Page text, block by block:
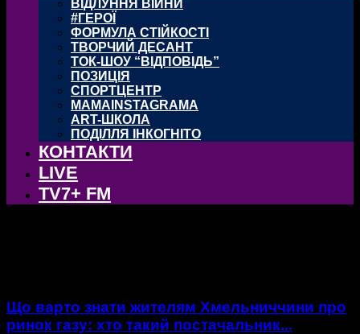
ВІДЛУННЯ ВІЙНИ
#ГЕРОЇ
ФОРМУЛА СТІЙКОСТІ
ТВОРЧИЙ ДЕСАНТ
ТОК-ШОУ “ВІДПОВІДЬ”
ПОЗИЦІЯ
СПОРТЦЕНТР
MAMAINSTAGRAMA
ART-ШКОЛА
ПОДІЛЛЯ ІНКОГНІТО
КОНТАКТИ
LIVE
TV7+ FM
Що варто знати жителям Хмельниччини про
ринок газу: хто такий постачальник...